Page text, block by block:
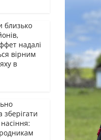
близько
надалі
вірним
в
зберігати